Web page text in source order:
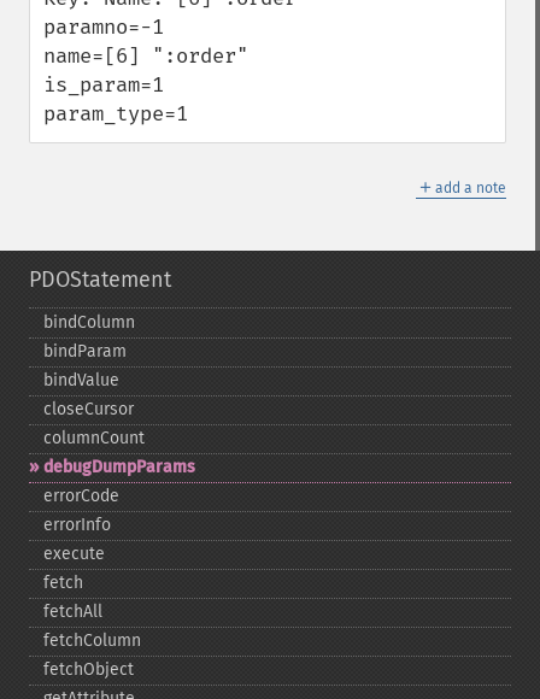
paramno=-1
name=[6] ":order"
is_param=1
param_type=1
＋ add a note
PDOStatement
bindColumn
bindParam
bindValue
closeCursor
columnCount
debugDumpParams
errorCode
errorInfo
execute
fetch
fetchAll
fetchColumn
fetchObject